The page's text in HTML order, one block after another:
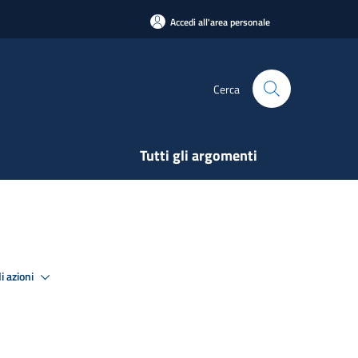
Accedi all'area personale
Cerca
Tutti gli argomenti
azioni